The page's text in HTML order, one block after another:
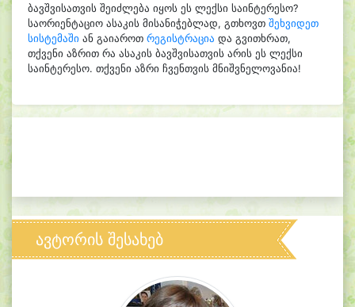
ბავშვისათვის შეიძლება იყოს ეს ლექსი საინტერესო?
საორიენტაციო ასაკის მისანიჭებლად, გთხოვთ შეხვიდეთ
სისტემაში ან გაიაროთ რეგისტრაცია და გვითხრათ,
თქვენი აზრით რა ასაკის ბავშვისათვის არის ეს ლექსი
საინტერესო. თქვენი აზრი ჩვენთვის მნიშვნელოვანია!
ავტორის შესახებ